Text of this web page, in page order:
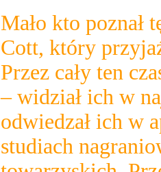
Mało kto poznał
Cott, który
Przez cały ten
– widział ich w
odwiedzał ich w
studiach